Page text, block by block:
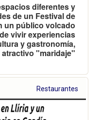
diferentes y
de un Festival de
un público volcado
vivir experiencias
y gastronomía,
"maridaje"
Restaurantes